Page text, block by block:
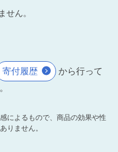
せん。
寄付履歴
から行って
によるもので、商品の効果や性
りません。